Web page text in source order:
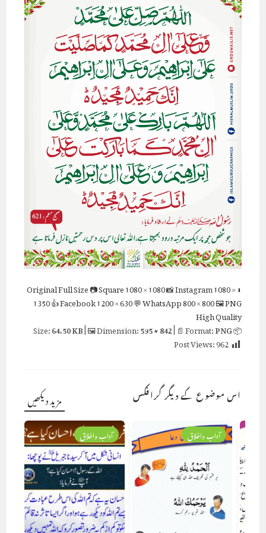
⬇ Original
Full Size📷 Square1080 × 1080📸 Instagram1080 ×
1350👍 Facebook1200 × 630💬 WhatsApp800 × 800🖼 PNG
High Quality
📦 Size:
64.50 KB| 🖼 Dimension:595 × 842| 📄 Format:PNG
Post Views:962
اس موضوع کے دیگر گرافکس مزید دیکھیں
آداب واخلاق آداب واخلاق